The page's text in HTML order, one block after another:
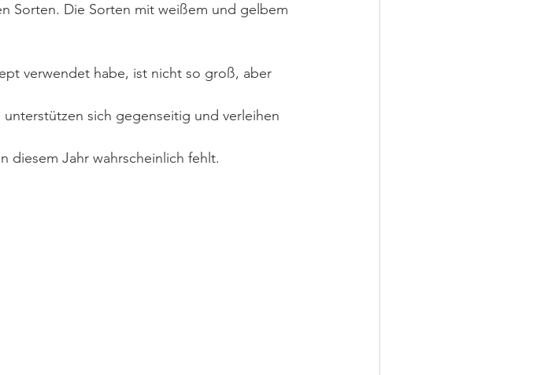
Sorten. Die Sorten mit weißem und gelbem
verwendet habe, ist nicht so groß, aber
sich gegenseitig und verleihen
diesem Jahr wahrscheinlich fehlt.